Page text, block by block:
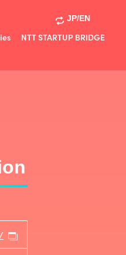
JP/EN
NTT STARTUP BRIDGE